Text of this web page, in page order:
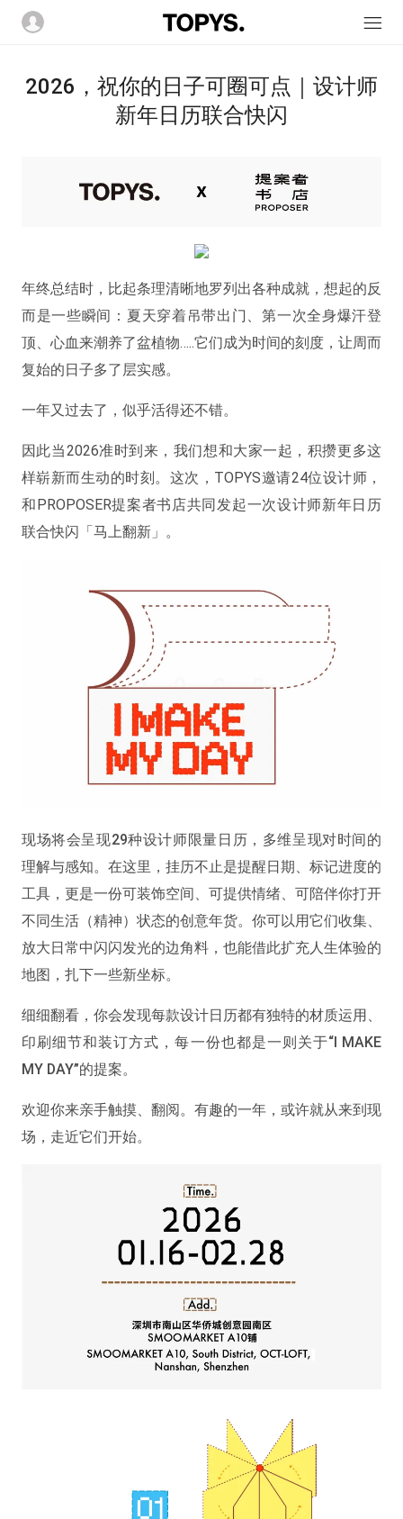
2026，祝你的日子可圈可点｜设计师
新年日历联合快闪
年终总结时，比起条理清晰地罗列出各种成就，想起的反
而是一些瞬间：夏天穿着吊带出门、第一次全身爆汗登
顶、心血来潮养了盆植物…..它们成为时间的刻度，让周而
复始的日子多了层实感。
一年又过去了，似乎活得还不错。
因此当2026准时到来，我们想和大家一起，积攒更多这
样崭新而生动的时刻。这次，TOPYS邀请24位设计师，
和PROPOSER提案者书店共同发起一次设计师新年日历
联合快闪「马上翻新」。
现场将会呈现29种设计师限量日历，多维呈现对时间的
理解与感知。在这里，挂历不止是提醒日期、标记进度的
工具，更是一份可装饰空间、可提供情绪、可陪伴你打开
不同生活（精神）状态的创意年货。你可以用它们收集、
放大日常中闪闪发光的边角料，也能借此扩充人生体验的
地图，扎下一些新坐标。
细细翻看，你会发现每款设计日历都有独特的材质运用、
印刷细节和装订方式，每一份也都是一则关于“I MAKE
MY DAY”的提案。
欢迎你来亲手触摸、翻阅。有趣的一年，或许就从来到现
场，走近它们开始。